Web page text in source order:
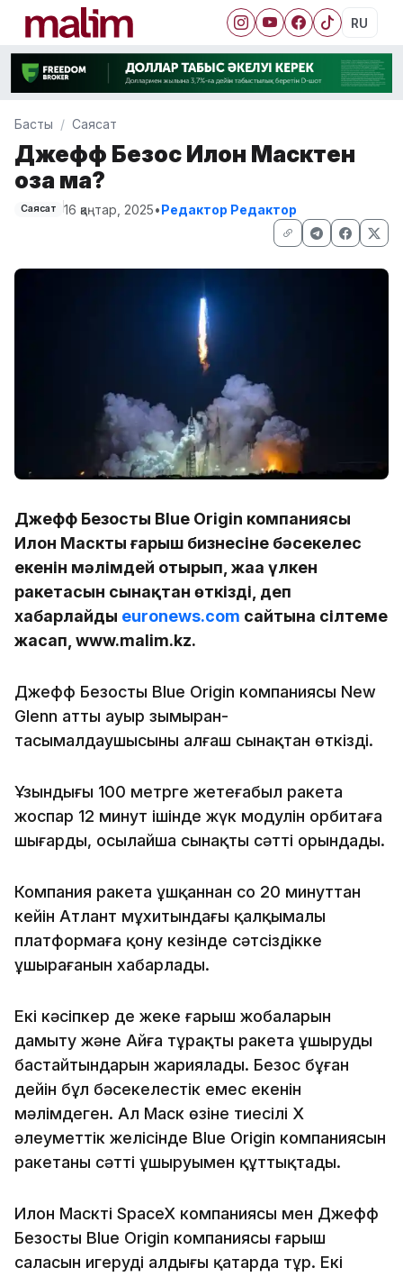
RU
Басты Саясат
Джефф Безос Илон Масктен
оза ма?
Саясат 16 қаңтар, 2025•Редактор Редактор
Джефф Безостың Blue Origin компаниясы
Илон Масктың ғарыш бизнесіне бәсекелес
екенін мәлімдей отырып, жаңа үлкен
ракетасын сынақтан өткізді, деп
хабарлайды euronews.com сайтына сілтеме
жасап, www.malim.kz.
Джефф Безостың Blue Origin компаниясы New
Glenn атты ауыр зымыран-
тасымалдаушысының алғаш сынақтан өткізді.
Ұзындығы 100 метрге жетеғабыл ракета
жоспар 12 минут ішінде жүк модулін орбитаға
шығарды, осылайша сынақты сәтті орындады.
Компания ракета ұшқаннан соң 20 минуттан
кейін Атлант мұхитындағы қалқымалы
платформаға қону кезінде сәтсіздікке
ұшырағанын хабарлады.
Екі кәсіпкер де жеке ғарыш жобаларын
дамыту және Айға тұрақты ракета ұшыруды
бастайтындарын жариялады. Безос бұған
дейін бұл бәсекелестік емес екенін
мәлімдеген. Ал Маск өзіне тиесілі X
әлеуметтік желісінде Blue Origin компаниясын
ракетаны сәтті ұшыруымен құттықтады.
Илон Масктің SpaceX компаниясы мен Джефф
Безостың Blue Origin компаниясы ғарыш
саласын игерудің алдыңғы қатарда тұр. Екі